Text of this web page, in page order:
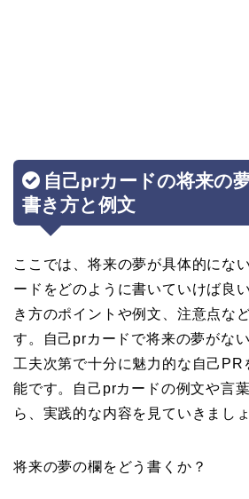
自己prカードの将来の
書き方と例文
ここでは、将来の夢が具体的にな
ードをどのように書いていけば良
き方のポイントや例文、注意点な
す。自己prカードで将来の夢がな
工夫次第で十分に魅力的な自己PR
能です。自己prカードの例文や言
ら、実践的な内容を見ていきましょ
将来の夢の欄をどう書くか？